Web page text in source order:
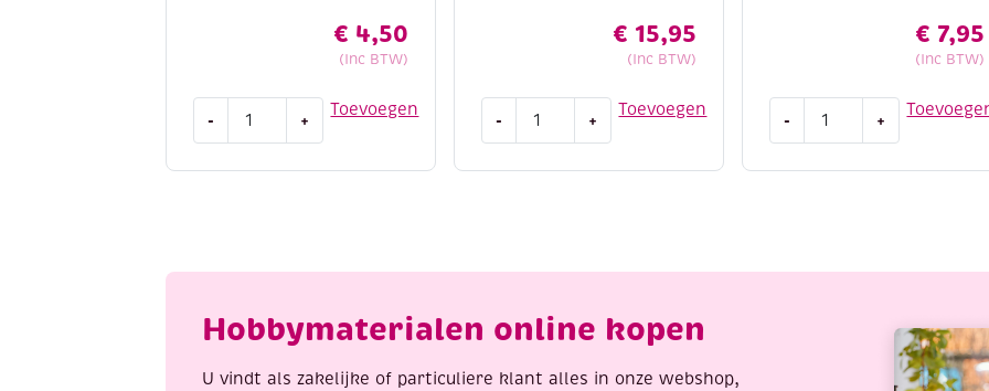
€ 4,50
(Inc BTW)
Toevoegen
-
bouwpakket
+
€ 15,95
(Inc BTW)
Toevoegen
-
bouwpakket
+
€ 7,95
(Inc BTW)
-
bouwpakket
+
Hobbymaterialen online kopen
U vindt als zakelijke of particuliere klant alles in onze webshop,